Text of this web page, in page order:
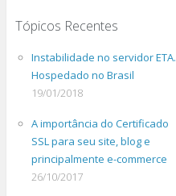
Tópicos Recentes
Instabilidade no servidor ETA.
Hospedado no Brasil
19/01/2018
A importância do Certificado
SSL para seu site, blog e
principalmente e-commerce
26/10/2017